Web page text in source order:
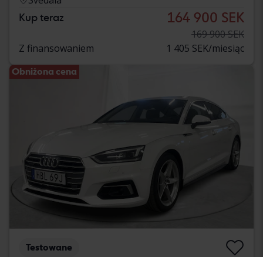
Kup teraz 164 900 SEK
169 900 SEK
Z finansowaniem
1 405 SEK/miesiąc
Obniżona cena
Testowane